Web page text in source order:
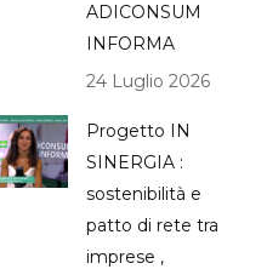
ADICONSUM
INFORMA
24 Luglio 2026
Progetto IN
SINERGIA :
sostenibilità e
patto di rete tra
imprese ,